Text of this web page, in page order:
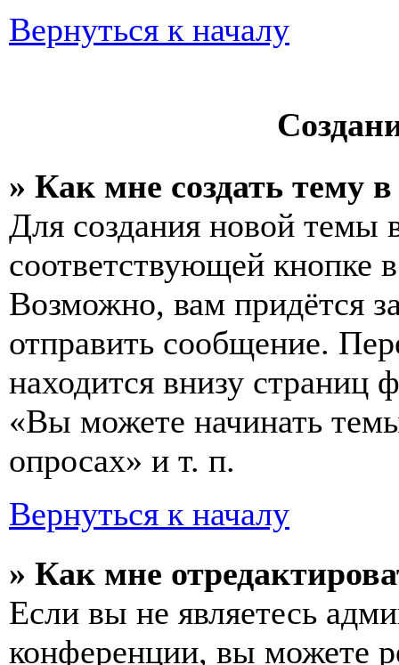
Вернуться к началу
» Как мне создать тему
Для создания новой темы
соответствующей кнопке
Возможно, вам придётся
отправить сообщение.
находится внизу
«Вы можете начинать
опросах» и т. п.
Вернуться к началу
» Как мне
Если вы не являетесь
конференции, вы можете